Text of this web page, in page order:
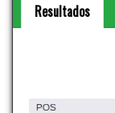
Resultados